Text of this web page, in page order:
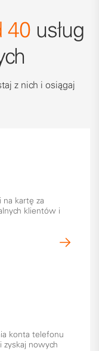
40usług
z nich i osiągaj
kartę za
klientów i
konta telefonu
zyskaj nowych